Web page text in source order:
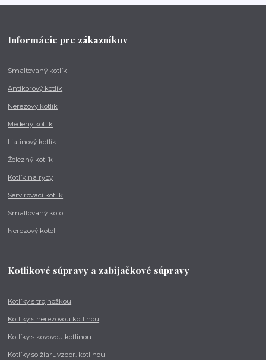
Informácie pre zákazníkov
Smaltovaný kotlík
Antikorový kotlík
Nerezový kotlík
Medený kotlík
Liatinový kotlík
Železný kotlík
Kotlík na ryby
Servírovací kotlík
Smaltovaný kotol
Nerezový kotol
Kotlíkové súpravy a zabíjačkové súpravy
Kotlíky s trojnožkou
Kotlíky s nerezovou kotlinou
Kotlíky s kovovou kotlinou
Kotlíky so žiaruvzdor. kotlinou